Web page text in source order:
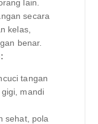
lain.
secara
kelas,
benar.
tangan
mandi
sehat, pola